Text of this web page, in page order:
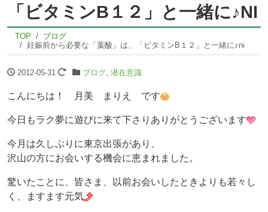
「ビタミンB１２」と一緒に♪NI
TOP
ブログ
妊娠前から必要な「葉酸」は、「ビタミンB１２」と一緒に♪ni
2012-05-31 ブログ, 潜在意識
こんにちは！ 月美 まりえ です
今日もラク夢に遊びに来て下さりありがとうございます
今月は久しぶりに東京出張があり、
沢山の方にお会いする機会に恵まれました。
驚いたことに、皆さま、以前お会いしたときよりも若々し
く、ますます元気